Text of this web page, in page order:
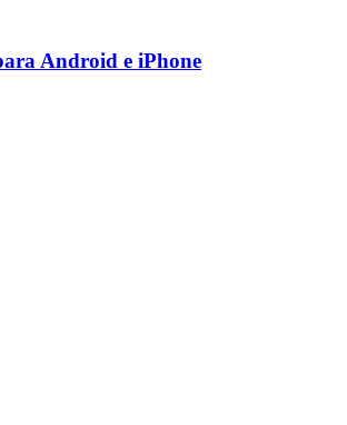
Android e iPhone